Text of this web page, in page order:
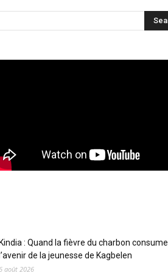
: Quand la fièvre du charbon consume
de la jeunesse de Kagbelen
août 2026